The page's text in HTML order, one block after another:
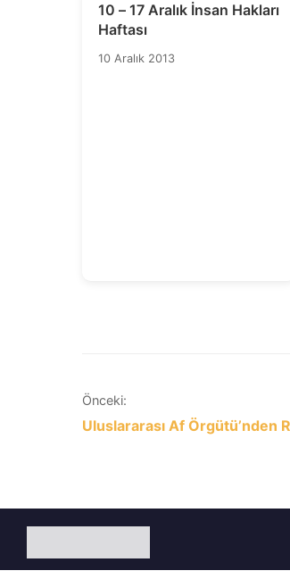
10 – 17 Aralık İnsan Hakları
Haftası
10 Aralık 2013
Yazı
gezinmesi
Önceki:
Uluslararası Af Örgütü’nden